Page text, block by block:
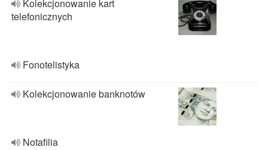
Kolekcjonowanie kart
telefonicznych
Fonotelistyka
Kolekcjonowanie banknotów
Notafilia